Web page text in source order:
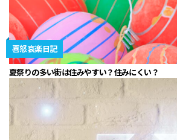
喜怒哀楽日記
夏祭りの多い街は住みやすい？住みにくい？